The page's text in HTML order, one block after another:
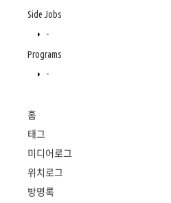
Side Jobs
-
Programs
-
홈
태그
미디어로그
위치로그
방명록